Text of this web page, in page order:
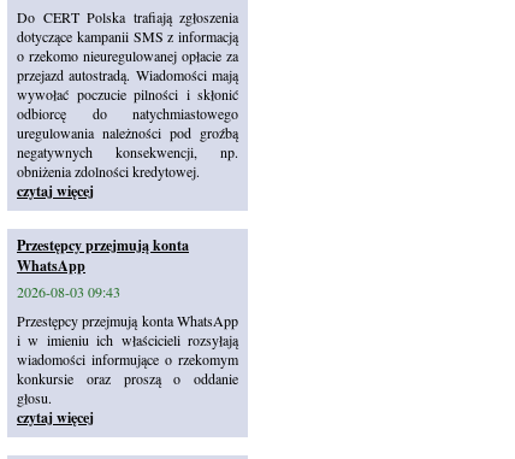
Do CERT Polska trafiają zgłoszenia
dotyczące kampanii SMS z informacją
o rzekomo nieuregulowanej opłacie za
przejazd autostradą. Wiadomości mają
wywołać poczucie pilności i skłonić
odbiorcę do natychmiastowego
uregulowania należności pod groźbą
negatywnych konsekwencji, np.
obniżenia zdolności kredytowej.
czytaj więcej
Przestępcy przejmują konta
WhatsApp
2026-08-03 09:43
Przestępcy przejmują konta WhatsApp
i w imieniu ich właścicieli rozsyłają
wiadomości informujące o rzekomym
konkursie oraz proszą o oddanie
głosu.
czytaj więcej